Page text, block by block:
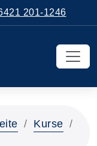
201-1246
Kurse